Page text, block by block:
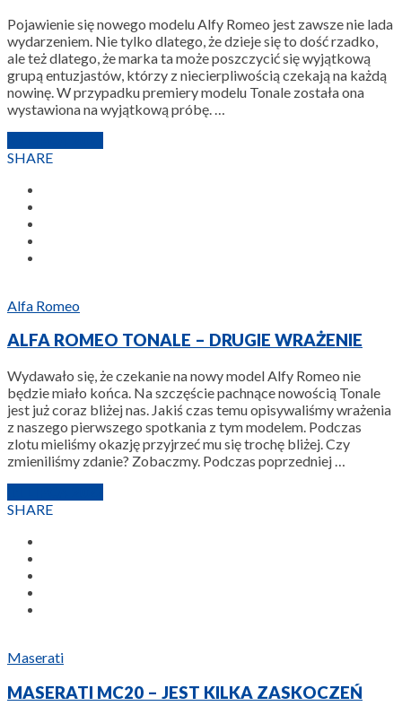
Pojawienie się nowego modelu Alfy Romeo jest zawsze nie lada
wydarzeniem. Nie tylko dlatego, że dzieje się to dość rzadko,
ale też dlatego, że marka ta może poszczycić się wyjątkową
grupą entuzjastów, którzy z niecierpliwością czekają na każdą
nowinę. W przypadku premiery modelu Tonale została ona
wystawiona na wyjątkową próbę. …
SHARE
Alfa Romeo
ALFA ROMEO TONALE – DRUGIE WRAŻENIE
Wydawało się, że czekanie na nowy model Alfy Romeo nie
będzie miało końca. Na szczęście pachnące nowością Tonale
jest już coraz bliżej nas. Jakiś czas temu opisywaliśmy wrażenia
z naszego pierwszego spotkania z tym modelem. Podczas
zlotu mieliśmy okazję przyjrzeć mu się trochę bliżej. Czy
zmieniliśmy zdanie? Zobaczmy. Podczas poprzedniej …
SHARE
Maserati
MASERATI MC20 – JEST KILKA ZASKOCZEŃ